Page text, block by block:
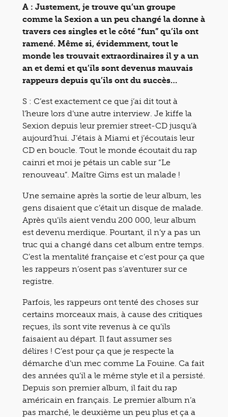
A : Justement, je trouve qu’un groupe
comme la Sexion a un peu changé la donne à
travers ces singles et le côté “fun” qu’ils ont
ramené. Même si, évidemment, tout le
monde les trouvait extraordinaires il y a un
an et demi et qu’ils sont devenus mauvais
rappeurs depuis qu’ils ont du succès…
S : C’est exactement ce que j’ai dit tout à
l’heure lors d’une autre interview. Je kiffe la
Sexion depuis leur premier street-CD jusqu’à
aujourd’hui. J’étais à Miami et j’écoutais leur
CD en boucle. Tout le monde écoutait du rap
cainri et moi je pétais un cable sur “Le
renouveau”. Maître Gims est un malade !
Une semaine après la sortie de leur album, les
gens disaient que c’était un disque de malade.
Après qu’ils aient vendu 200 000, leur album
est devenu merdique. Pourtant, il n’y a pas un
truc qui a changé dans cet album entre temps.
C’est la mentalité française et c’est pour ça que
les rappeurs n’osent pas s’aventurer sur ce
registre.
Parfois, les rappeurs ont tenté des choses sur
certains morceaux mais, à cause des critiques
reçues, ils sont vite revenus à ce qu’ils
faisaient au départ. Il faut assumer ses
délires ! C’est pour ça que je respecte la
démarche d’un mec comme La Fouine. Ca fait
des années qu’il a le même style et il a persisté.
Depuis son premier album, il fait du rap
américain en français. Le premier album n’a
pas marché, le deuxième un peu plus et ça a